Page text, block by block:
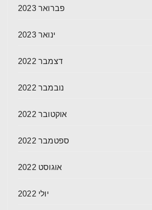
פברואר 2023
ינואר 2023
דצמבר 2022
נובמבר 2022
אוקטובר 2022
ספטמבר 2022
אוגוסט 2022
יולי 2022